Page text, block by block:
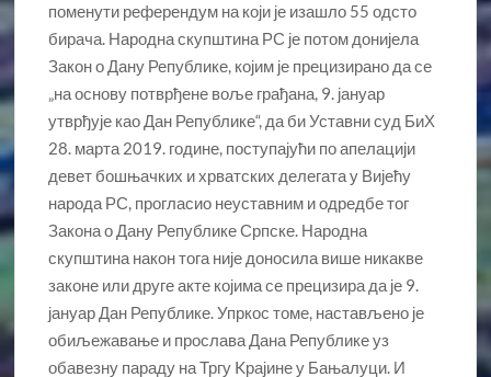
поменути референдум на који је изашло 55 одсто
бирача. Народна скупштина РС је потом донијела
Закон о Дану Републике, којим је прецизирано да се
„на основу потврђене воље грађана, 9. јануар
утврђује као Дан Републике“, да би Уставни суд БиХ
28. марта 2019. године, поступајући по апелацији
девет бошњачких и хрватских делегата у Вијећу
народа РС, прогласио неуставним и одредбе тог
Закона о Дану Републике Српске. Народна
скупштина након тога није доносила више никакве
законе или друге акте којима се прецизира да је 9.
јануар Дан Републике. Упркос томе, настављено је
обиљежавање и прослава Дана Републике уз
обавезну параду на Тргу Kрајине у Бањалуци. И